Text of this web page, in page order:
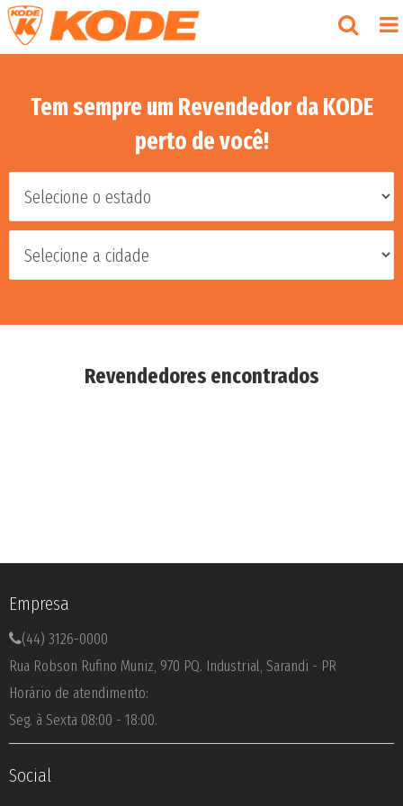
Tem sempre um Revendedor da KODE
perto de você!
Revendedores encontrados
Empresa
(44) 3126-0000
Rua Robson Rufino Muniz, 970 PQ. Industrial, Sarandi - PR
Horário de atendimento:
Seg. à Sexta 08:00 - 18:00.
Social